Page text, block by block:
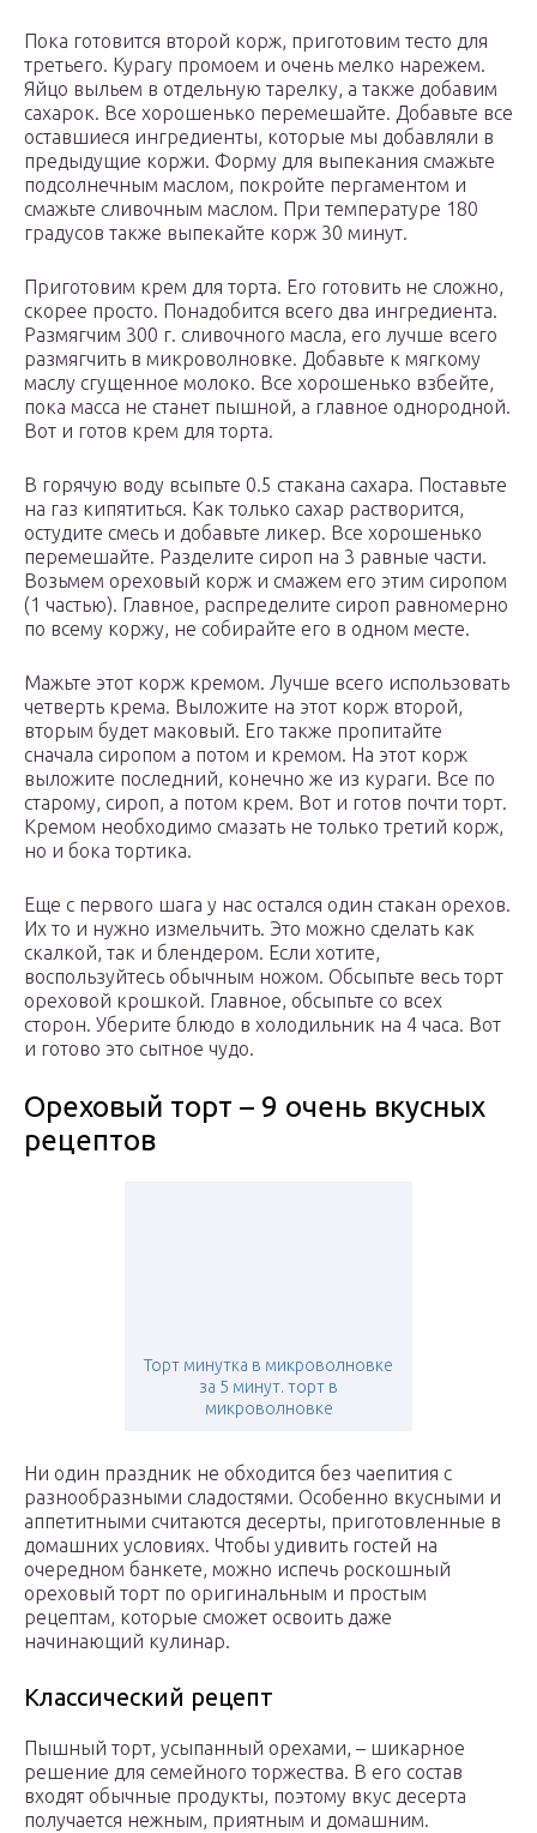
Пока готовится второй корж, приготовим тесто для
третьего. Курагу промоем и очень мелко нарежем.
Яйцо выльем в отдельную тарелку, а также добавим
сахарок. Все хорошенько перемешайте. Добавьте все
оставшиеся ингредиенты, которые мы добавляли в
предыдущие коржи. Форму для выпекания смажьте
подсолнечным маслом, покройте пергаментом и
смажьте сливочным маслом. При температуре 180
градусов также выпекайте корж 30 минут.
Приготовим крем для торта. Его готовить не сложно,
скорее просто. Понадобится всего два ингредиента.
Размягчим 300 г. сливочного масла, его лучше всего
размягчить в микроволновке. Добавьте к мягкому
маслу сгущенное молоко. Все хорошенько взбейте,
пока масса не станет пышной, а главное однородной.
Вот и готов крем для торта.
В горячую воду всыпьте 0.5 стакана сахара. Поставьте
на газ кипятиться. Как только сахар растворится,
остудите смесь и добавьте ликер. Все хорошенько
перемешайте. Разделите сироп на 3 равные части.
Возьмем ореховый корж и смажем его этим сиропом
(1 частью). Главное, распределите сироп равномерно
по всему коржу, не собирайте его в одном месте.
Мажьте этот корж кремом. Лучше всего использовать
четверть крема. Выложите на этот корж второй,
вторым будет маковый. Его также пропитайте
сначала сиропом а потом и кремом. На этот корж
выложите последний, конечно же из кураги. Все по
старому, сироп, а потом крем. Вот и готов почти торт.
Кремом необходимо смазать не только третий корж,
но и бока тортика.
Еще с первого шага у нас остался один стакан орехов.
Их то и нужно измельчить. Это можно сделать как
скалкой, так и блендером. Если хотите,
воспользуйтесь обычным ножом. Обсыпьте весь торт
ореховой крошкой. Главное, обсыпьте со всех
сторон. Уберите блюдо в холодильник на 4 часа. Вот
и готово это сытное чудо.
Ореховый торт – 9 очень вкусных
рецептов
Торт минутка в микроволновке
за 5 минут. торт в
микроволновке
Ни один праздник не обходится без чаепития с
разнообразными сладостями. Особенно вкусными и
аппетитными считаются десерты, приготовленные в
домашних условиях. Чтобы удивить гостей на
очередном банкете, можно испечь роскошный
ореховый торт по оригинальным и простым
рецептам, которые сможет освоить даже
начинающий кулинар.
Классический рецепт
Пышный торт, усыпанный орехами, – шикарное
решение для семейного торжества. В его состав
входят обычные продукты, поэтому вкус десерта
получается нежным, приятным и домашним.